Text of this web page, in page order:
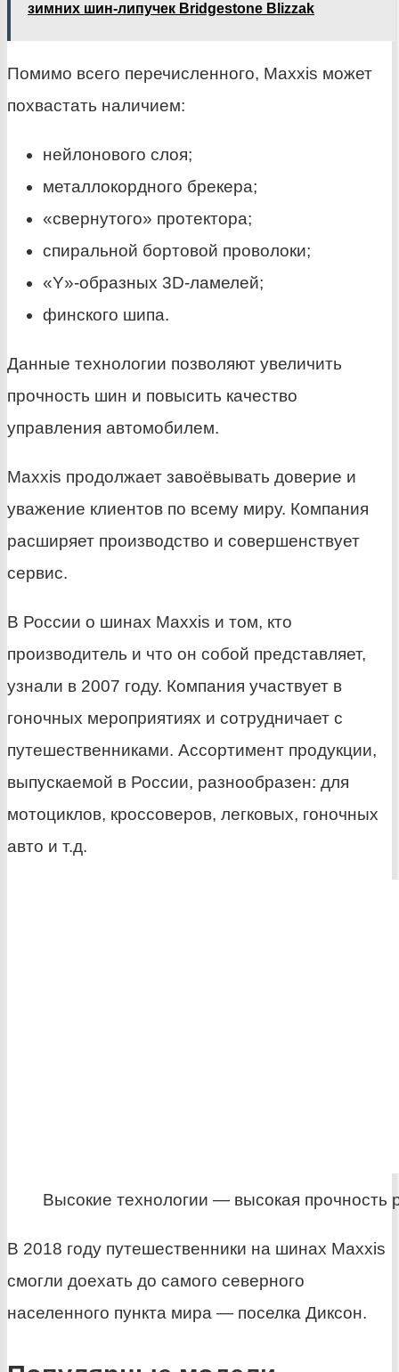
зимних шин-липучек Bridgestone Blizzak
Помимо всего перечисленного, Maxxis может
похвастать наличием:
нейлонового слоя;
металлокордного брекера;
«свернутого» протектора;
спиральной бортовой проволоки;
«Y»-образных 3D-ламелей;
финского шипа.
Данные технологии позволяют увеличить
прочность шин и повысить качество
управления автомобилем.
Maxxis продолжает завоёвывать доверие и
уважение клиентов по всему миру. Компания
расширяет производство и совершенствует
сервис.
В России о шинах Maxxis и том, кто
производитель и что он собой представляет,
узнали в 2007 году. Компания участвует в
гоночных мероприятиях и сотрудничает с
путешественниками. Ассортимент продукции,
выпускаемой в России, разнообразен: для
мотоциклов, кроссоверов, легковых, гоночных
авто и т.д.
Высокие технологии — высокая прочность
В 2018 году путешественники на шинах Maxxis
смогли доехать до самого северного
населенного пункта мира — поселка Диксон.